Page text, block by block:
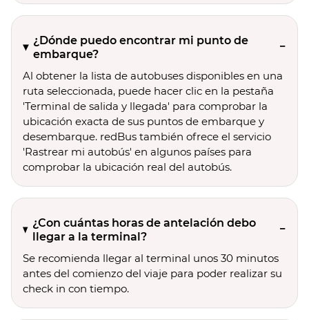
¿Dónde puedo encontrar mi punto de
embarque?
Al obtener la lista de autobuses disponibles en una
ruta seleccionada, puede hacer clic en la pestaña
'Terminal de salida y llegada' para comprobar la
ubicación exacta de sus puntos de embarque y
desembarque. redBus también ofrece el servicio
'Rastrear mi autobús' en algunos países para
comprobar la ubicación real del autobús.
¿Con cuántas horas de antelación debo
llegar a la terminal?
Se recomienda llegar al terminal unos 30 minutos
antes del comienzo del viaje para poder realizar su
check in con tiempo.